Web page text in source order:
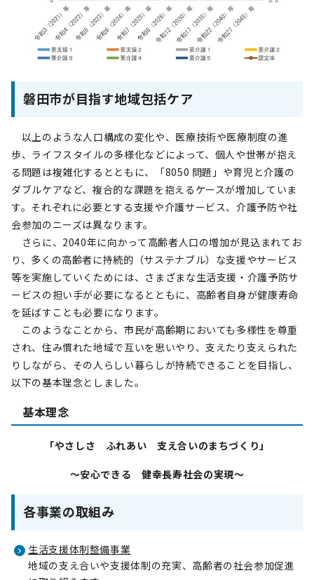
磐田市が目指す地域包括ケア
以上のような人口構成の変化や、医療技術や医療制度の進
歩、ライフスタイルの多様化などによって、個人や世帯が抱え
る問題は複雑化するとともに、「8050 問題」や育児と介護の
ダブルケアなど、複合的な課題を抱えるケースが増加していま
す。それぞれに必要とする支援や介護サービス、介護予防や社
会参加のニーズは異なります。
さらに、2040年に向かって高齢者人口の増加が見込まれてお
り、多くの高齢者に持続的（サステナブル）な支援やサービス
等を実施していくためには、さまざまな生活支援・介護予防サ
ービスの担い手が必要になるとともに、高齢者自身が健康寿命
を延ばすことも必要になります。
このようなことから、市民が高齢期においても多様性を尊重
され、住み慣れた地域で互いを思いやり、支えたり支えられた
りしながら、その人らしい暮らしが持続できることを目指し、
以下の基本理念としました。
基本理念
「やさしさ ふれあい 支え合いのまちづくり」
～安心できる 健幸長寿社会の実現～
各事業の取組み
生活支援体制整備事業
地域の支え合いや支援体制の充実、高齢者の社会参加促進